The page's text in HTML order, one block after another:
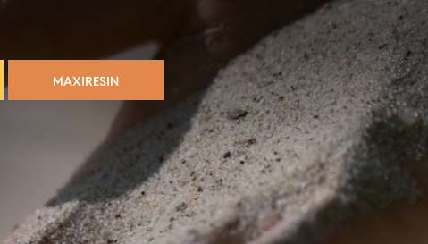
MAXIRESIN